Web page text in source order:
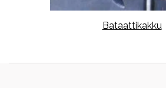
Bataattikakku